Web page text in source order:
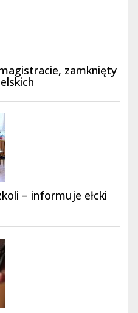
zamknięty
– informuje ełcki